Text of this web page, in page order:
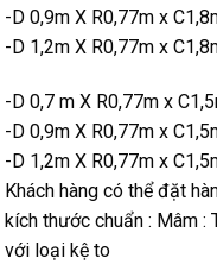
-D 0,9m X R0,77m x
-D 1,2m X R0,77m x
-D 0,7 m X R0,77m x
-D 0,9m X R0,77m x
-D 1,2m X R0,77m x
Khách hàng có thể đặt
kích thước chuẩn : Mâm
với loại kệ to